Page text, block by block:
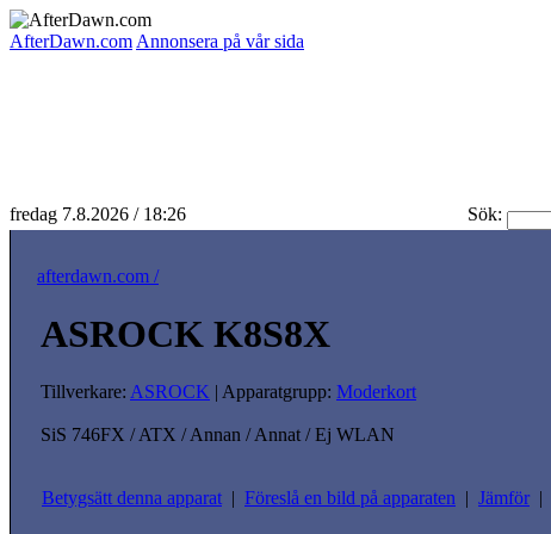
AfterDawn.com Annonsera på vår sida
fredag 7.8.2026 / 18:26 Sök:
afterdawn.com /
ASROCK K8S8X
Tillverkare: ASROCK | Apparatgrupp: Moderkort
SiS 746FX / ATX / Annan / Annat / Ej WLAN
Betygsätt denna apparat | Föreslå en bild på apparaten | Jämför |